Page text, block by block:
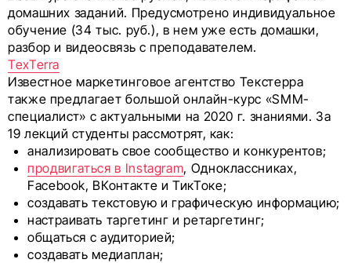
домашних заданий. Предусмотрено индивидуальное
обучение (34 тыс. руб.), в нем уже есть домашки,
разбор и видеосвязь с преподавателем.
TexTerra
Известное маркетинговое агентство Текстерра
также предлагает большой онлайн-курс «SMM-
специалист» с актуальными на 2020 г. знаниями. За
19 лекций студенты рассмотрят, как:
анализировать свое сообщество и конкурентов;
продвигаться в Instagram, Одноклассниках,
Facebook, ВКонтакте и ТикТоке;
создавать текстовую и графическую информацию;
настраивать таргетинг и ретаргетинг;
общаться с аудиторией;
создавать медиаплан;